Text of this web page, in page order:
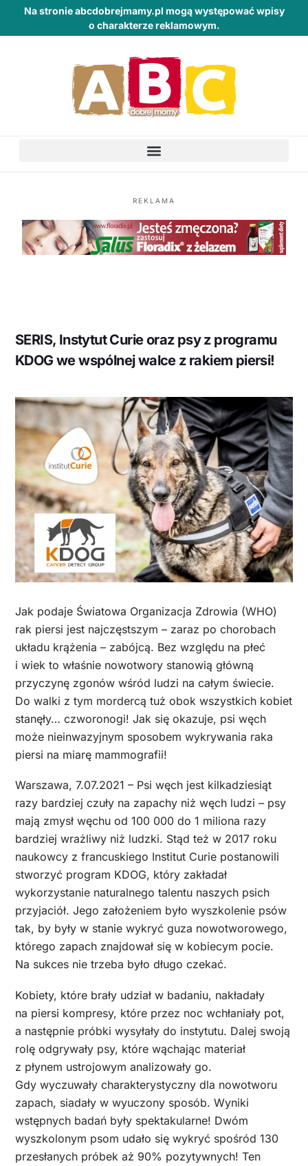
Na stronie abcdobrejmamy.pl mogą występować wpisy
o charakterze reklamowym.
REKLAMA
SERIS, Instytut Curie oraz psy z programu
KDOG we wspólnej walce z rakiem piersi!
Jak podaje Światowa Organizacja Zdrowia (WHO)
rak piersi jest najczęstszym – zaraz po chorobach
układu krążenia – zabójcą. Bez względu na płeć
i wiek to właśnie nowotwory stanowią główną
przyczynę zgonów wśród ludzi na całym świecie.
Do walki z tym mordercą tuż obok wszystkich kobiet
stanęły… czworonogi! Jak się okazuje, psi węch
może nieinwazyjnym sposobem wykrywania raka
piersi na miarę mammografii!
Warszawa, 7.07.2021 – Psi węch jest kilkadziesiąt
razy bardziej czuły na zapachy niż węch ludzi – psy
mają zmysł węchu od 100 000 do 1 miliona razy
bardziej wrażliwy niż ludzki. Stąd też w 2017 roku
naukowcy z francuskiego Institut Curie postanowili
stworzyć program KDOG, który zakładał
wykorzystanie naturalnego talentu naszych psich
przyjaciół. Jego założeniem było wyszkolenie psów
tak, by były w stanie wykryć guza nowotworowego,
którego zapach znajdował się w kobiecym pocie.
Na sukces nie trzeba było długo czekać.
Kobiety, które brały udział w badaniu, nakładały
na piersi kompresy, które przez noc wchłaniały pot,
a następnie próbki wysyłały do instytutu. Dalej swoją
rolę odgrywały psy, które wąchając materiał
z płynem ustrojowym analizowały go.
Gdy wyczuwały charakterystyczny dla nowotworu
zapach, siadały w wyuczony sposób. Wyniki
wstępnych badań były spektakularne! Dwóm
wyszkolonym psom udało się wykryć spośród 130
przesłanych próbek aż 90% pozytywnych! Ten